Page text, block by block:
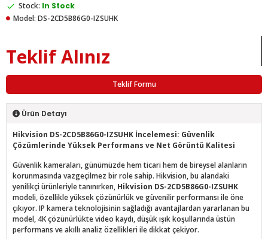
Teklif Alınız
Stock: In Stock
Model: DS-2CD5B86G0-IZSUHK
Teklif Formu
Ürün Detayı
Hikvision DS-2CD5B86G0-IZSUHK İncelemesi: Güvenlik
Çözümlerinde Yüksek Performans ve Net Görüntü Kalitesi
Güvenlik kameraları, günümüzde hem ticari hem de bireysel alanların
korunmasında vazgeçilmez bir role sahip. Hikvision, bu alandaki
yenilikçi ürünleriyle tanınırken, Hikvision DS-2CD5B86G0-IZSUHK
modeli, özellikle yüksek çözünürlük ve güvenilir performansı ile öne
çıkıyor. IP kamera teknolojisinin sağladığı avantajlardan yararlanan bu
model, 4K çözünürlükte video kaydı, düşük ışık koşullarında üstün
performans ve akıllı analiz özellikleri ile dikkat çekiyor.